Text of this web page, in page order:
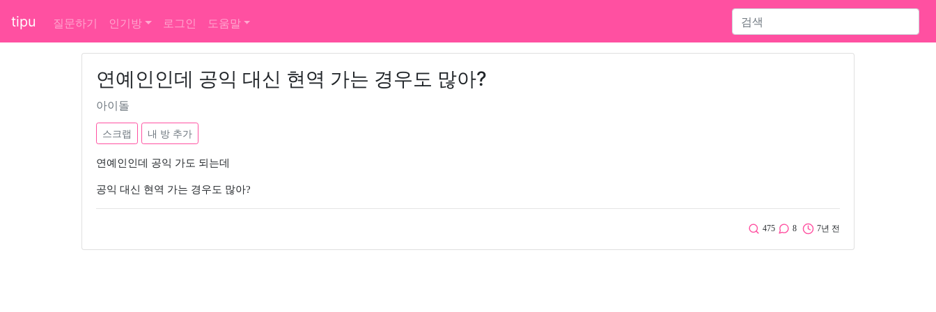
tipu 질문하기 인기방 로그인 도움말
연예인인데 공익 대신 현역 가는 경우도 많아?
아이돌
스크랩 내 방 추가
연예인인데 공익 가도 되는데
공익 대신 현역 가는 경우도 많아?
475 8 7년 전